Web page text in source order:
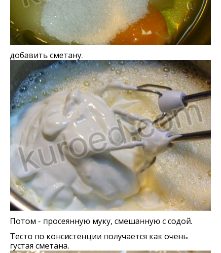
добавить сметану.
Потом - просеянную муку, смешанную с содой.
Тесто по консистенции получается как очень
густая сметана.